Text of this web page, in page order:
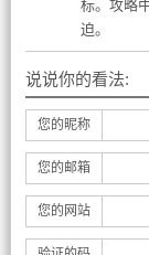
标。攻略
迫。
说说你的看法:
您的昵称
您的邮箱
您的网站